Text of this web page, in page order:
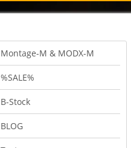
Montage-M & MODX-M
%SALE%
B-Stock
BLOG